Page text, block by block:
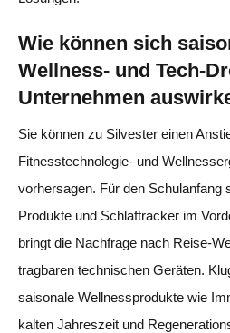
Wie können sich
Wellness- und Tech-
Unternehmen
Sie können zu Silvester einen
Fitnesstechnologie- und
vorhersagen. Für den Schulanfang
Produkte und Schlaftracker im
bringt die Nachfrage nach Reise-
tragbaren technischen Geräten.
saisonale Wellnessprodukte wie
kalten Jahreszeit und